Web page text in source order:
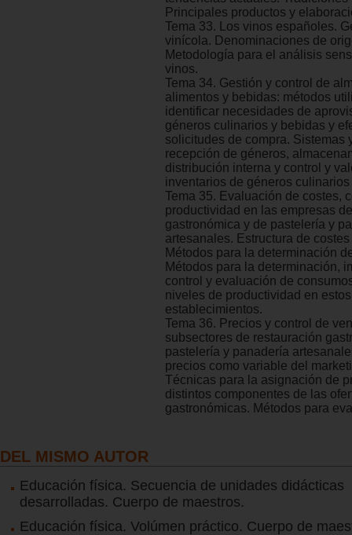
Principales productos y
Tema 33. Los vinos españoles.
vinícola. Denominaciones de
Metodología para el análisis
vinos.
Tema 34. Gestión y control de
alimentos y bebidas: métodos
identificar necesidades de
géneros culinarios y bebidas y
solicitudes de compra. Sistemas
recepción de géneros,
distribución interna y control y
inventarios de géneros
Tema 35. Evaluación de costes,
productividad en las empresas
gastronómica y de pastelería y
artesanales. Estructura de
Métodos para la determinación
Métodos para la determinación,
control y evaluación de
niveles de productividad en estos
establecimientos.
Tema 36. Precios y control de
subsectores de restauración
pastelería y panadería
precios como variable del
Técnicas para la asignación de
distintos componentes de las
gastronómicas. Métodos para
DEL MISMO AUTOR
Educación física. Secuencia de unidades didácticas
desarrolladas. Cuerpo de maestros.
Educación física. Volúmen práctico. Cuerpo de